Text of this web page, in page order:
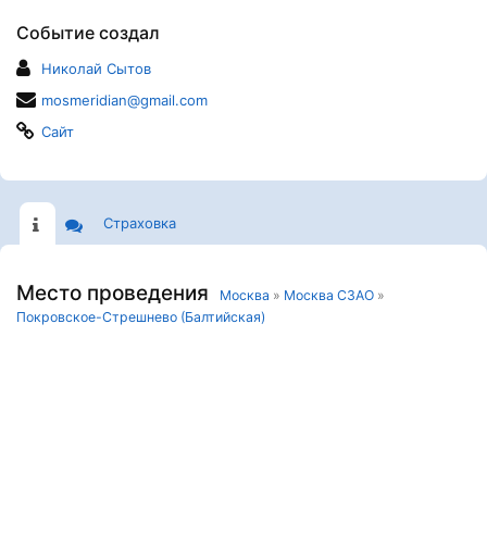
Событие создал
Николай Сытов
mosmeridian@gmail.com
Сайт
Страховка
Место проведения Москва » Москва СЗАО »
Покровское-Стрешнево (Балтийская)